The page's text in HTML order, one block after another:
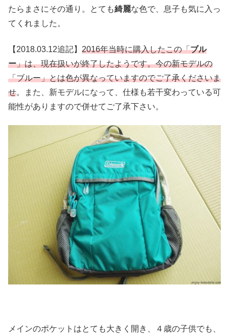
たらまさにその通り。とても綺麗な色で、息子も気に入っ
てくれました。
【2018.03.12追記】 2016年当時に購入したこの「ブル
ー」は、現在扱いが終了したようです。今の新モデルの
「ブルー」とは色が異なっていますのでご了承くださいま
せ。また、新モデルになって、仕様も若干変わっている可
能性がありますので併せてご了承下さい。
メインのポケットはとても大きく開き、４歳の子供でも、